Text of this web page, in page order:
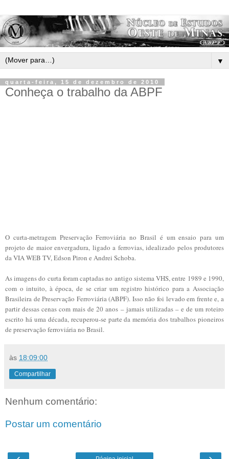
▼
quarta-feira, 15 de dezembro de 2010
Conheça o trabalho da ABPF
O curta-metragem Preservação Ferroviária no Brasil é um ensaio para um
projeto de maior envergadura, ligado a ferrovias, idealizado pelos produtores
da VIA WEB TV, Edson Piron e Andrei Schoba.
As imagens do curta foram captadas no antigo sistema VHS, entre 1989 e 1990,
com o intuito, à época, de se criar um registro histórico para a Associação
Brasileira de Preservação Ferroviária (ABPF). Isso não foi levado em frente e, a
partir dessas cenas com mais de 20 anos – jamais utilizadas – e de um roteiro
escrito há uma década, recuperou-se parte da memória dos trabalhos pioneiros
de preservação ferroviária no Brasil.
às 18:09:00
Compartilhar
Nenhum comentário:
Postar um comentário